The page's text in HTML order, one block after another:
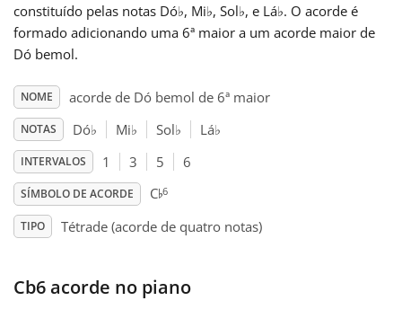
Dansk
Español
constituído pelas notas Dó♭, Mi♭, Sol♭, e Lá♭. O acorde é
formado adicionando uma 6ª maior a um acorde maior de
Dó bemol.
NOME acorde de Dó bemol de 6ª maior
NOTAS Dó♭ Mi♭ Sol♭ Lá♭
INTERVALOS 1 3 5 6
SÍMBOLO DE ACORDE C♭6
TIPO Tétrade (acorde de quatro notas)
Cb6 acorde no piano